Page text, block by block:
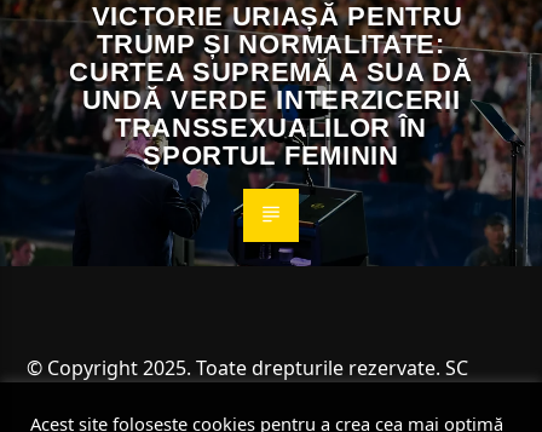
VICTORIE URIAȘĂ PENTRU
TRUMP ȘI NORMALITATE:
CURTEA SUPREMĂ A SUA DĂ
UNDĂ VERDE INTERZICERII
TRANSSEXUALILOR ÎN
SPORTUL FEMININ
© Copyright 2025. Toate drepturile rezervate. SC
Acest site folosește cookies pentru a crea cea mai optimă